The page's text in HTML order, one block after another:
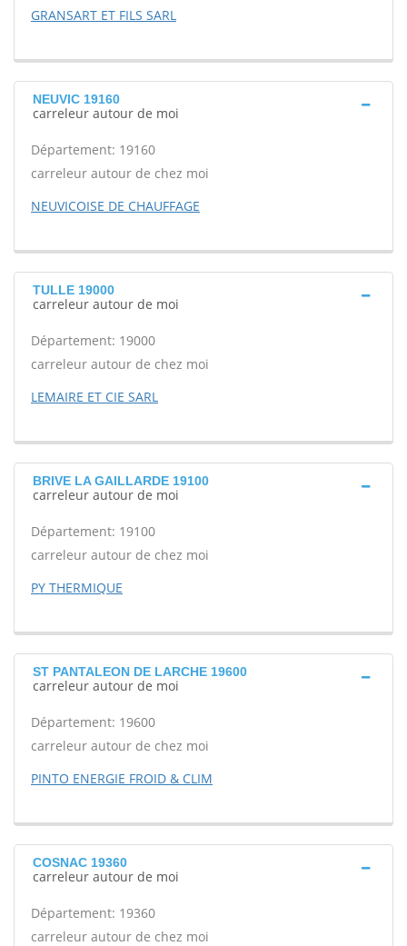
GRANSART ET FILS SARL
NEUVIC 19160
carreleur autour de moi
Département: 19160
carreleur autour de chez moi
NEUVICOISE DE CHAUFFAGE
TULLE 19000
carreleur autour de moi
Département: 19000
carreleur autour de chez moi
LEMAIRE ET CIE SARL
BRIVE LA GAILLARDE 19100
carreleur autour de moi
Département: 19100
carreleur autour de chez moi
PY THERMIQUE
ST PANTALEON DE LARCHE 19600
carreleur autour de moi
Département: 19600
carreleur autour de chez moi
PINTO ENERGIE FROID & CLIM
COSNAC 19360
carreleur autour de moi
Département: 19360
carreleur autour de chez moi